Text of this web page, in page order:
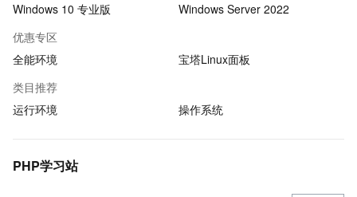
Windows 10 专业版
Windows Server 2022
优惠专区
全能环境
宝塔Linux面板
类目推荐
运行环境
操作系统
PHP学习站